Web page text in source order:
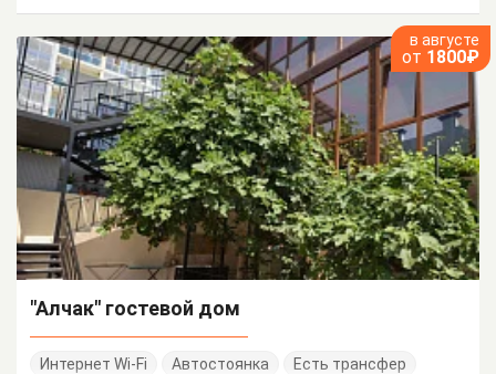
в августе
от 1800₽
"Алчак" гостевой дом
Интернет Wi-Fi Автостоянка Есть трансфер